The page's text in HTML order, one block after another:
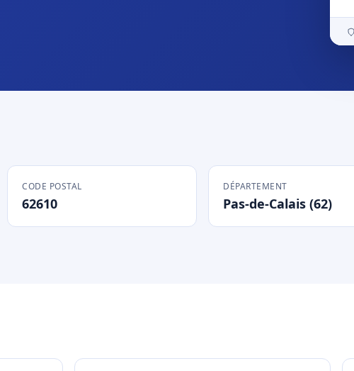
CODE POSTAL
62610
DÉPARTEMENT
Pas-de-Calais (62)